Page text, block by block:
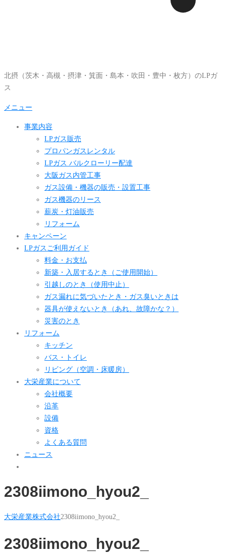
へ
ッ
北摂（茨木・高槻・摂津・箕面・島本・吹田・豊中・枚方）のLPガ
ス
メニュー
事業内容
LPガス販売
プロパンガスレンタル
LPガス バルクローリー配達
大阪ガス内管工事
ガス設備・機器の販売・設置工事
ガス機器のリース
薪炭・灯油販売
リフォーム
キャンペーン
LPガスご利用ガイド
料金・お支払
新築・入居するとき（ご使用開始）
引越しのとき（使用中止）
ガス漏れに気づいたとき・ガス臭いときは
器具が使えないとき（あれ、故障かな？）
災害のとき
リフォーム
キッチン
バス・トイレ
リビング（空調・床暖房）
大栄産業について
会社概要
沿革
設備
資格
よくある質問
ニュース
2308iimono_hyou2_
大栄産業株式会社2308iimono_hyou2_
2308iimono_hyou2_